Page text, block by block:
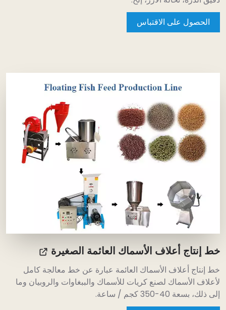
الحصول على الاقتباس
إنتاج أعلاف الأسماك العائمة الصغيرة
إنتاج أعلاف الأسماك العائمة عبارة عن خط معالجة كامل
الأسماك لصنع كريات للأسماك والببغاوات والروبيان وما
ذلك، بسعة 40-350 كجم / ساعة.